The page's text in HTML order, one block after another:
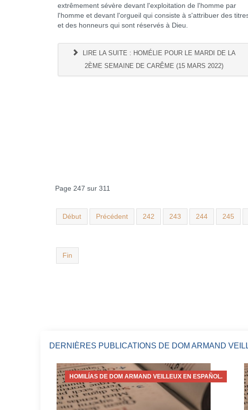
extrêmement sévère devant l'exploitation de l'homme par
l'homme et devant l'orgueil qui consiste à s'attribuer des
et des honneurs qui sont réservés à Dieu.
LIRE LA SUITE : HOMÉLIE POUR LE MARDI DE LA
2ÈME SEMAINE DE CARÊME (15 MARS 2022)
Page 247 sur 311
Début Précédent 242 243 244 245
Fin
DERNIÈRES PUBLICATIONS DE DOM ARMAND
HOMILÍAS DE DOM ARMAND VEILLEUX EN ESPAÑOL.